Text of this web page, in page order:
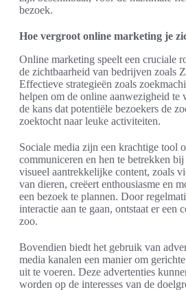
bezoek.
Hoe vergroot online marketing je
Online marketing speelt een cruciale
de zichtbaarheid van bedrijven zoals
Effectieve strategieën zoals
helpen om de online aanwezigheid te
de kans dat potentiële bezoekers de
zoektocht naar leuke activiteiten.
Sociale media zijn een krachtige tool
communiceren en hen te betrekken
visueel aantrekkelijke content, zoals
van dieren, creëert enthousiasme en
een bezoek te plannen. Door
interactie aan te gaan, ontstaat er een
zoo.
Bovendien biedt het gebruik van
media kanalen een manier om
uit te voeren. Deze advertenties
worden op de interesses van de